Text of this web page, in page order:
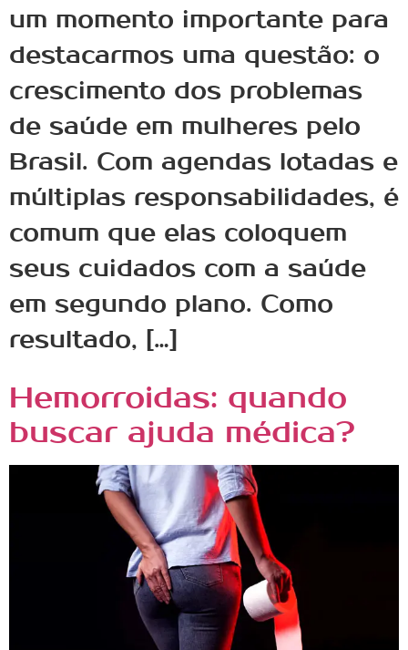
um momento importante para
destacarmos uma questão: o
crescimento dos problemas
de saúde em mulheres pelo
Brasil. Com agendas lotadas e
múltiplas responsabilidades, é
comum que elas coloquem
seus cuidados com a saúde
em segundo plano. Como
resultado, […]
Hemorroidas: quando
buscar ajuda médica?